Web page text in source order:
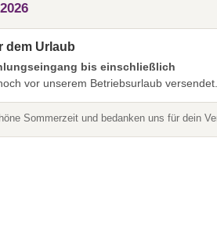
dem Urlaub
bis einschließlich
vor unserem Betriebsurlaub versendet.
Sommerzeit und bedanken uns für dein